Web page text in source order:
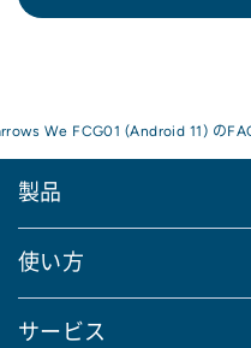
We FCG01 (Android 11) の
製品
使い方
サービス